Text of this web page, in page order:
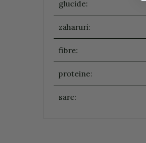
glucide:
zaharuri:
fibre:
proteine:
sare: